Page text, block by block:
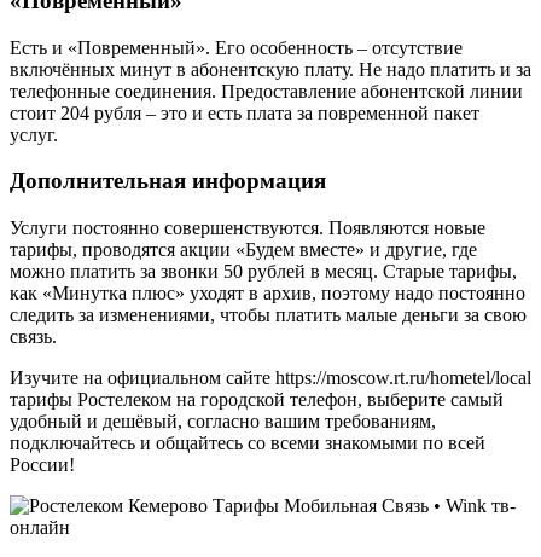
Есть и «Повременный». Его особенность – отсутствие
включённых минут в абонентскую плату. Не надо платить и за
телефонные соединения. Предоставление абонентской линии
стоит 204 рубля – это и есть плата за повременной пакет
услуг.
Дополнительная информация
Услуги постоянно совершенствуются. Появляются новые
тарифы, проводятся акции «Будем вместе» и другие, где
можно платить за звонки 50 рублей в месяц. Старые тарифы,
как «Минутка плюс» уходят в архив, поэтому надо постоянно
следить за изменениями, чтобы платить малые деньги за свою
связь.
Изучите на официальном сайте https://moscow.rt.ru/hometel/local
тарифы Ростелеком на городской телефон, выберите самый
удобный и дешёвый, согласно вашим требованиям,
подключайтесь и общайтесь со всеми знакомыми по всей
России!